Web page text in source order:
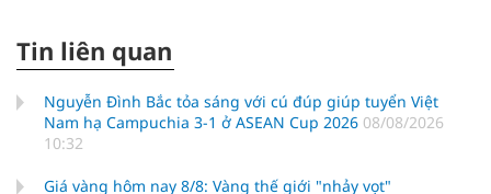
Tin liên quan
Nguyễn Đình Bắc tỏa sáng với cú đúp giúp tuyển Việt
Nam hạ Campuchia 3-1 ở ASEAN Cup 2026 08/08/2026
10:32
Giá vàng hôm nay 8/8: Vàng thế giới "nhảy vọt"